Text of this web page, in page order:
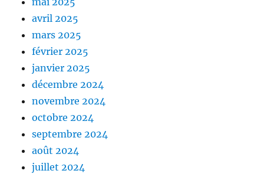
avril 2025
mars 2025
février 2025
janvier 2025
décembre 2024
novembre 2024
octobre 2024
septembre 2024
août 2024
juillet 2024